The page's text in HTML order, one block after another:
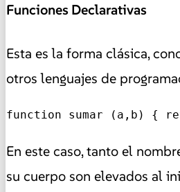
Funciones Declarativas
Esta es la forma clásica,
otros lenguajes de
function sumar (a,b) {
En este caso, tanto el
su cuerpo son elevados al